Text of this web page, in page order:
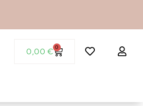
0,00 € 0